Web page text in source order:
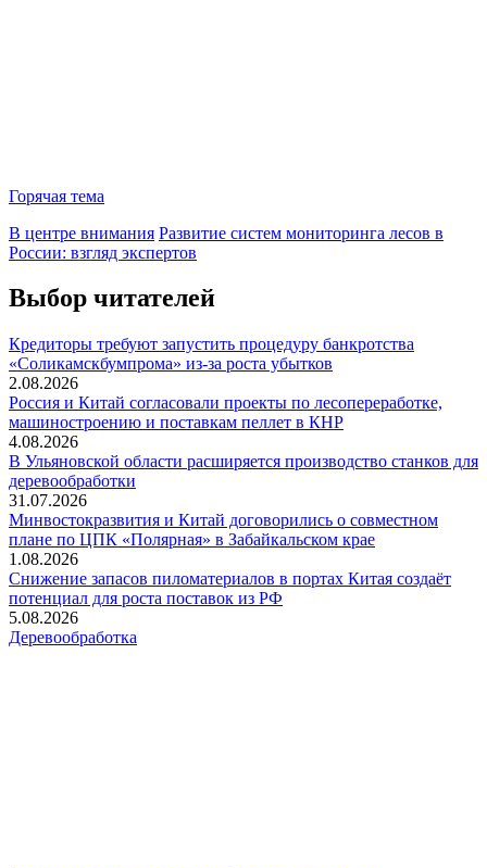
Горячая тема
В центре внимания Развитие систем мониторинга лесов в
России: взгляд экспертов
Выбор читателей
Кредиторы требуют запустить процедуру банкротства
«Соликамскбумпрома» из-за роста убытков
2.08.2026
Россия и Китай согласовали проекты по лесопереработке,
машиностроению и поставкам пеллет в КНР
4.08.2026
В Ульяновской области расширяется производство станков для
деревообработки
31.07.2026
Минвостокразвития и Китай договорились о совместном
плане по ЦПК «Полярная» в Забайкальском крае
1.08.2026
Снижение запасов пиломатериалов в портах Китая создаёт
потенциал для роста поставок из РФ
5.08.2026
Деревообработка